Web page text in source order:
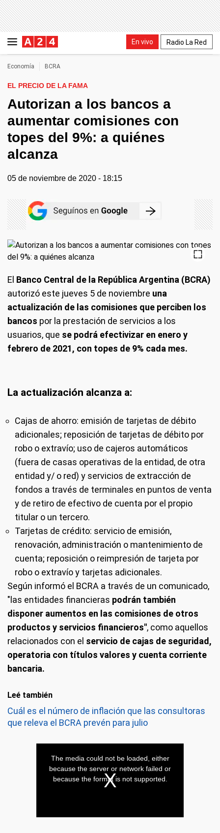
En vivo Radio La Red
Economía BCRA
EL PRECIO DE LA FAMA
Autorizan a los bancos a
aumentar comisiones con
topes del 9%: a quiénes
alcanza
05 de noviembre de 2020 - 18:15
El Banco Central de la República Argentina (BCRA)
autorizó este jueves 5 de noviembre una
actualización de las comisiones que perciben los
bancos por la prestación de servicios a los
usuarios, que se podrá efectivizar en enero y
febrero de 2021, con topes de 9% cada mes.
La actualización alcanza a:
Cajas de ahorro: emisión de tarjetas de débito
adicionales; reposición de tarjetas de débito por
robo o extravío; uso de cajeros automáticos
(fuera de casas operativas de la entidad, de otra
entidad y/ o red) y servicios de extracción de
fondos a través de terminales en puntos de venta
y de retiro de efectivo de cuenta por el propio
titular o un tercero.
Tarjetas de crédito: servicio de emisión,
renovación, administración o mantenimiento de
cuenta; reposición o reimpresión de tarjeta por
robo o extravío y tarjetas adicionales.
Según informó el BCRA a través de un comunicado,
"las entidades financieras podrán también
disponer aumentos en las comisiones de otros
productos y servicios financieros", como aquellos
relacionados con el servicio de cajas de seguridad,
operatoria con títulos valores y cuenta corriente
bancaria.
Leé también
Cuál es el número de inflación que las consultoras
que releva el BCRA prevén para julio